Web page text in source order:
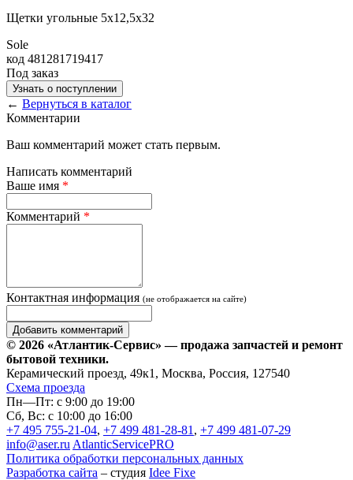
Щетки угольные 5х12,5х32
Sole
код 481281719417
Под заказ
Узнать о поступлении
← Вернуться в каталог
Комментарии
Ваш комментарий может стать первым.
Написать комментарий
Ваше имя *
Комментарий *
Контактная информация (не отображается на сайте)
© 2026 «Атлантик-Сервис» — продажа запчастей и ремонт
бытовой техники.
Керамический проезд, 49к1, Москва, Россия, 127540
Схема проезда
Пн—Пт: с 9:00 до 19:00
Сб, Вс: с 10:00 до 16:00
+7 495 755-21-04, +7 499 481-28-81 , +7 499 481-07-29
info@aser.ru AtlanticServicePRO
Политика обработки персональных данных
Разработка сайта – студия Idee Fixe